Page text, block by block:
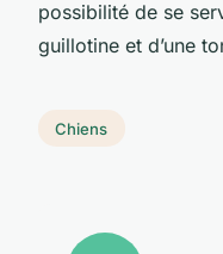
possibilité de se
guillotine et d’une
Chiens